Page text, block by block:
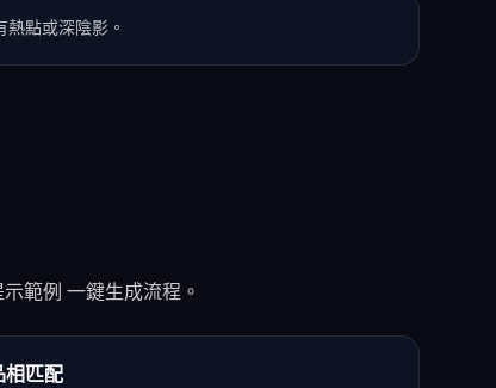
熱點或深陰影。
範例 一鍵生成流程。
相匹配